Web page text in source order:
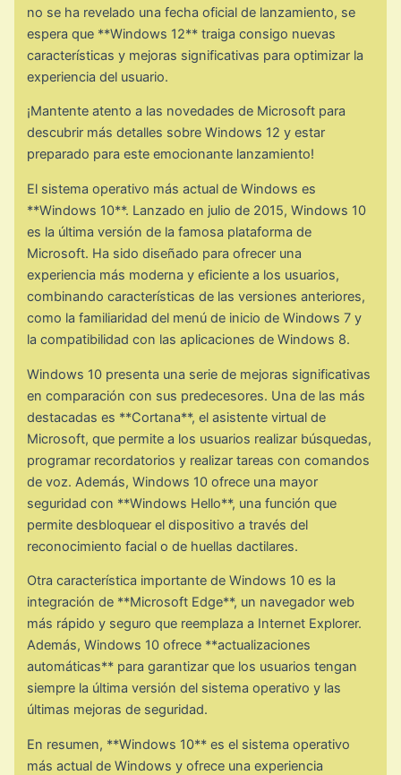
no se ha revelado una fecha oficial de lanzamiento, se
espera que **Windows 12** traiga consigo nuevas
características y mejoras significativas para optimizar la
experiencia del usuario.
¡Mantente atento a las novedades de Microsoft para
descubrir más detalles sobre Windows 12 y estar
preparado para este emocionante lanzamiento!
El sistema operativo más actual de Windows es
**Windows 10**. Lanzado en julio de 2015, Windows 10
es la última versión de la famosa plataforma de
Microsoft. Ha sido diseñado para ofrecer una
experiencia más moderna y eficiente a los usuarios,
combinando características de las versiones anteriores,
como la familiaridad del menú de inicio de Windows 7 y
la compatibilidad con las aplicaciones de Windows 8.
Windows 10 presenta una serie de mejoras significativas
en comparación con sus predecesores. Una de las más
destacadas es **Cortana**, el asistente virtual de
Microsoft, que permite a los usuarios realizar búsquedas,
programar recordatorios y realizar tareas con comandos
de voz. Además, Windows 10 ofrece una mayor
seguridad con **Windows Hello**, una función que
permite desbloquear el dispositivo a través del
reconocimiento facial o de huellas dactilares.
Otra característica importante de Windows 10 es la
integración de **Microsoft Edge**, un navegador web
más rápido y seguro que reemplaza a Internet Explorer.
Además, Windows 10 ofrece **actualizaciones
automáticas** para garantizar que los usuarios tengan
siempre la última versión del sistema operativo y las
últimas mejoras de seguridad.
En resumen, **Windows 10** es el sistema operativo
más actual de Windows y ofrece una experiencia